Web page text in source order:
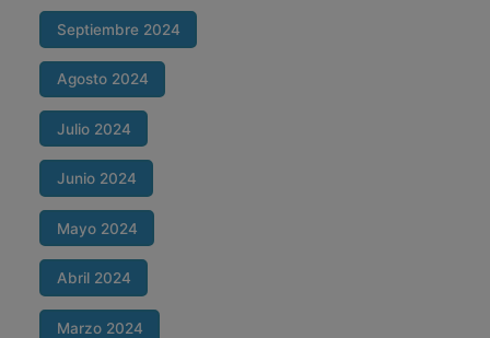
Septiembre 2024
Agosto 2024
Julio 2024
Junio 2024
Mayo 2024
Abril 2024
Marzo 2024